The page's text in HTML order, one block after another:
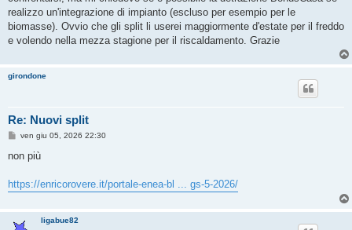
o
realizzo un'integrazione di impianto (escluso per esempio per le
biomasse). Ovvio che gli split li userei maggiormente d'estate per il freddo
e volendo nella mezza stagione per il riscaldamento. Grazie
girondone
Re: Nuovi split
M
s
g
g
ven giu 05, 2026 22:30
non più
https://enricorovere.it/portale-enea-bl ... gs-5-2026/
ligabue82